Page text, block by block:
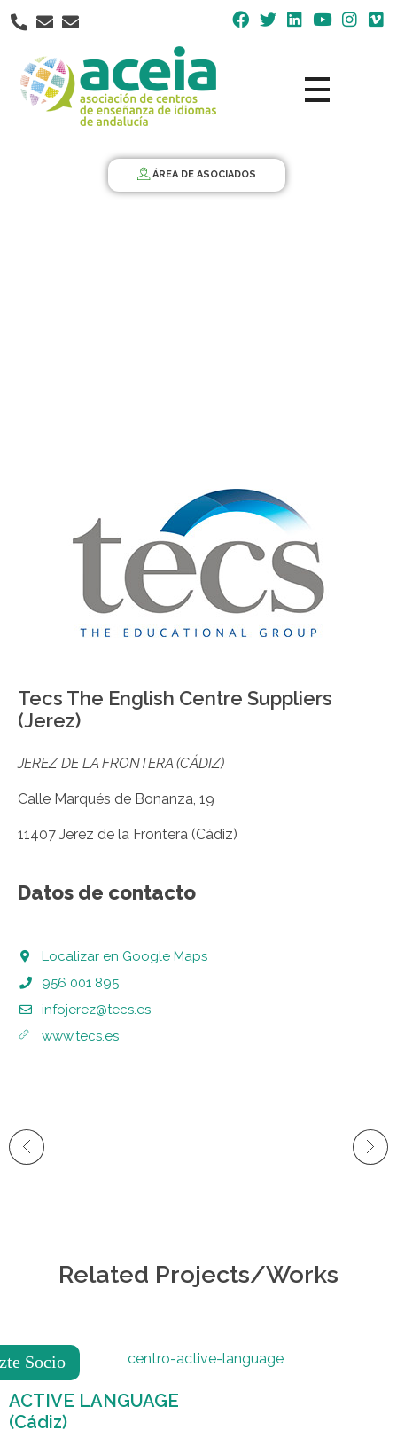
Nota:
este
web
incluye
ÁREA DE ASOCIADOS
Tecs The English Centre Suppliers
(Jerez)
JEREZ DE LA FRONTERA (CÁDIZ)
Calle Marqués de Bonanza, 19
11407 Jerez de la Frontera (Cádiz)
Datos de contacto
Localizar en Google Maps
956 001 895
infojerez@tecs.es
www.tecs.es
Related Projects/Works
ACTIVE LANGUAGE
(Cádiz)
Socio